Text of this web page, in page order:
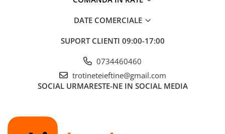
DATE COMERCIALE
SUPORT CLIENTI 09:00-17:00
0734460460
trotineteieftine@gmail.com
SOCIAL URMARESTE-NE IN SOCIAL MEDIA